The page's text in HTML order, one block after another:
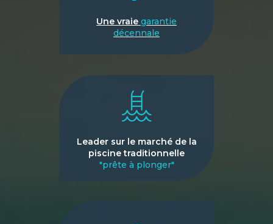
Une vraie garantie
décennale
Leader sur le marché de la
piscine traditionnelle
"prête à plonger"